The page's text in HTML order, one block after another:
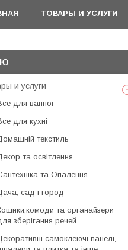
ТОВАРЫ И УСЛУГИ
и услуги
для ванної
для кухні
текстиль
та освітлення
та Опалення
сад і город
та органайзери
зберігання речей
самоклеючі панелі,